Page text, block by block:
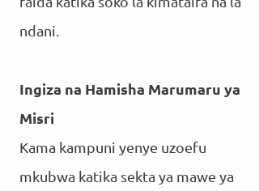
ndani.
Ingiza na Hamisha Marumaru ya
Misri
Kama kampuni yenye uzoefu
mkubwa katika sekta ya mawe ya